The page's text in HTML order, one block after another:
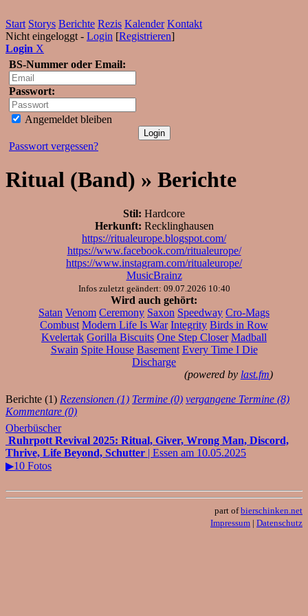
Start Storys Berichte Rezis Kalender Kontakt
Nicht eingeloggt - Login [Registrieren]
Login X
BS-Nummer oder Email:
Passwort:
Angemeldet bleiben
Passwort vergessen?
Ritual (Band) » Berichte
Stil: Hardcore
Herkunft: Recklinghausen
https://ritualeurope.blogspot.com/
https://www.facebook.com/ritualeurope/
https://www.instagram.com/ritualeurope/
MusicBrainz
Infos zuletzt geändert: 09.07.2026 10:40
Wird auch gehört:
Satan Venom Ceremony Saxon Speedway Cro-Mags
Combust Modern Life Is War Integrity Birds in Row
Kvelertak Gorilla Biscuits One Step Closer Madball
Swain Spite House Basement Every Time I Die
Discharge
(powered by last.fm)
Berichte (1) Rezensionen (1) Termine (0) vergangene Termine (8)
Kommentare (0)
Oberbüscher
Ruhrpott Revival 2025: Ritual, Giver, Wrong Man, Discord,
Thrive, Life Beyond, Schutter | Essen am 10.05.2025
▶10 Fotos
part ofbierschinken.net
Impressum | Datenschutz